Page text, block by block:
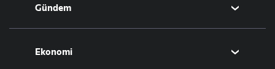
Gündem
Politika
Eğitim
Ekonomi